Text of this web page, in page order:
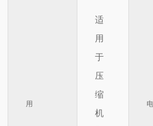
用
适
用
于
压
缩
机